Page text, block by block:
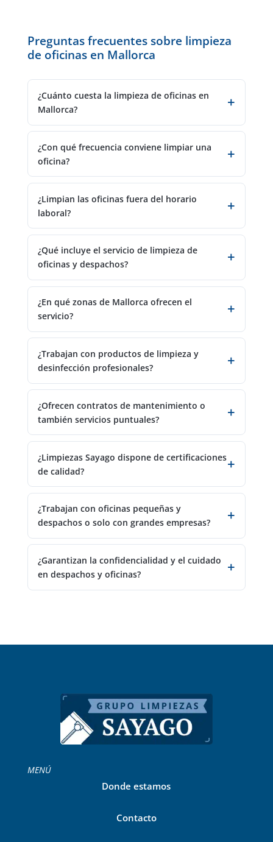
Preguntas frecuentes sobre limpieza
de oficinas en Mallorca
¿Cuánto cuesta la limpieza de oficinas en
Mallorca?
¿Con qué frecuencia conviene limpiar una
oficina?
¿Limpian las oficinas fuera del horario
laboral?
¿Qué incluye el servicio de limpieza de
oficinas y despachos?
¿En qué zonas de Mallorca ofrecen el
servicio?
¿Trabajan con productos de limpieza y
desinfección profesionales?
¿Ofrecen contratos de mantenimiento o
también servicios puntuales?
¿Limpiezas Sayago dispone de certificaciones
de calidad?
¿Trabajan con oficinas pequeñas y
despachos o solo con grandes empresas?
¿Garantizan la confidencialidad y el cuidado
en despachos y oficinas?
MENÚ
Donde estamos
Contacto